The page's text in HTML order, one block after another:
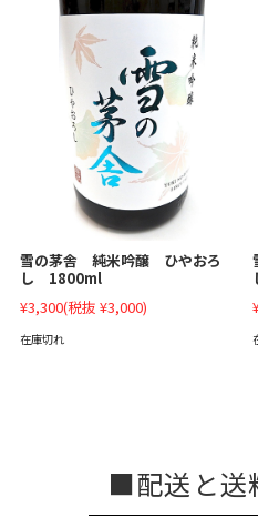
雪の茅舎 純米吟醸 ひやおろ
し 1800ml
¥3,300(税抜 ¥3,000)
在庫切れ
配送と送